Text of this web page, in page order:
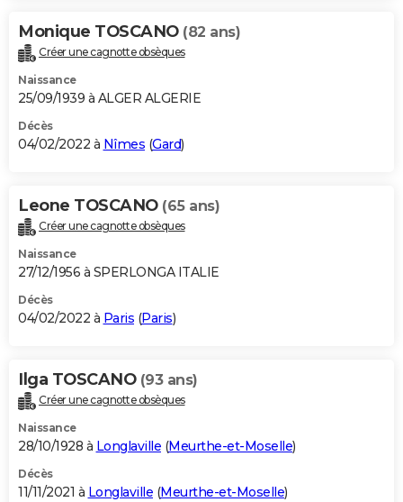
Monique TOSCANO (82 ans)
Créer une cagnotte obsèques
Naissance
25/09/1939 à ALGER ALGERIE
Décès
04/02/2022 à Nîmes (Gard)
Leone TOSCANO (65 ans)
Créer une cagnotte obsèques
Naissance
27/12/1956 à SPERLONGA ITALIE
Décès
04/02/2022 à Paris (Paris)
Ilga TOSCANO (93 ans)
Créer une cagnotte obsèques
Naissance
28/10/1928 à Longlaville (Meurthe-et-Moselle)
Décès
11/11/2021 à Longlaville (Meurthe-et-Moselle)